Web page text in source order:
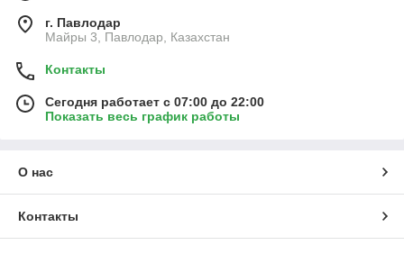
г. Павлодар
Майры 3, Павлодар, Казахстан
Контакты
Сегодня работает с 07:00 до 22:00
Показать весь график работы
О нас
Контакты